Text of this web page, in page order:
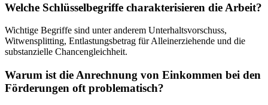
Welche Schlüsselbegriffe charakterisieren die Arbeit?
Wichtige Begriffe sind unter anderem Unterhaltsvorschuss,
Witwensplitting, Entlastungsbetrag für Alleinerziehende und die
substanzielle Chancengleichheit.
Warum ist die Anrechnung von Einkommen bei den
Förderungen oft problematisch?